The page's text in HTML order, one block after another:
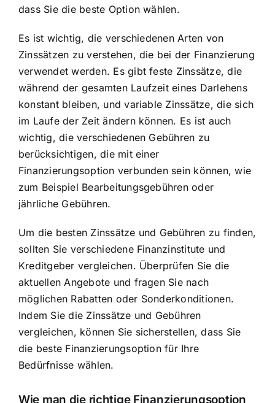
dass Sie die beste Option wählen.
Es ist wichtig, die verschiedenen Arten von
Zinssätzen zu verstehen, die bei der Finanzierung
verwendet werden. Es gibt feste Zinssätze, die
während der gesamten Laufzeit eines Darlehens
konstant bleiben, und variable Zinssätze, die sich
im Laufe der Zeit ändern können. Es ist auch
wichtig, die verschiedenen Gebühren zu
berücksichtigen, die mit einer
Finanzierungsoption verbunden sein können, wie
zum Beispiel Bearbeitungsgebühren oder
jährliche Gebühren.
Um die besten Zinssätze und Gebühren zu finden,
sollten Sie verschiedene Finanzinstitute und
Kreditgeber vergleichen. Überprüfen Sie die
aktuellen Angebote und fragen Sie nach
möglichen Rabatten oder Sonderkonditionen.
Indem Sie die Zinssätze und Gebühren
vergleichen, können Sie sicherstellen, dass Sie
die beste Finanzierungsoption für Ihre
Bedürfnisse wählen.
Wie man die richtige Finanzierungsoption